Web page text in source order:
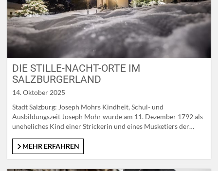
DIE STILLE-NACHT-ORTE IM
SALZBURGERLAND
14. Oktober 2025
Stadt Salzburg: Joseph Mohrs Kindheit, Schul- und
Ausbildungszeit Joseph Mohr wurde am 11. Dezember 1792 als
uneheliches Kind einer Strickerin und eines Musketiers der
geboren und verlebte dort seine Kindheit und Schulzeit. Getauft
wurde er – wie schon W. A. Mozart – im Salzburger Dom.
MEHR ERFAHREN